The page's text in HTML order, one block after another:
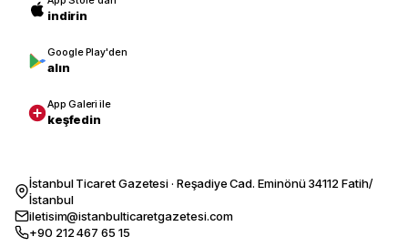
indirin
Google Play'den
alın
App Galeri ile
keşfedin
İstanbul Ticaret Gazetesi · Reşadiye Cad. Eminönü 34112 Fatih/
İstanbul
iletisim@istanbulticaretgazetesi.com
+90 212 467 65 15